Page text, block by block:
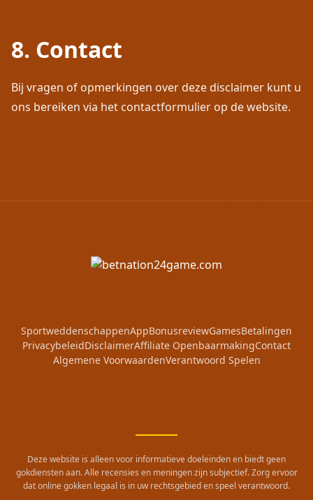
8. Contact
Bij vragen of opmerkingen over deze disclaimer kunt u
ons bereiken via het contactformulier op de website.
SportweddenschappenAppBonusreviewGamesBetalingen
PrivacybeleidDisclaimerAffiliate OpenbaarmakingContact
Algemene VoorwaardenVerantwoord Spelen
Deze website is alleen voor informatieve doeleinden en biedt geen
gokdiensten aan. Alle recensies en meningen zijn subjectief. Zorg ervoor
dat online gokken legaal is in uw rechtsgebied en speel verantwoord.